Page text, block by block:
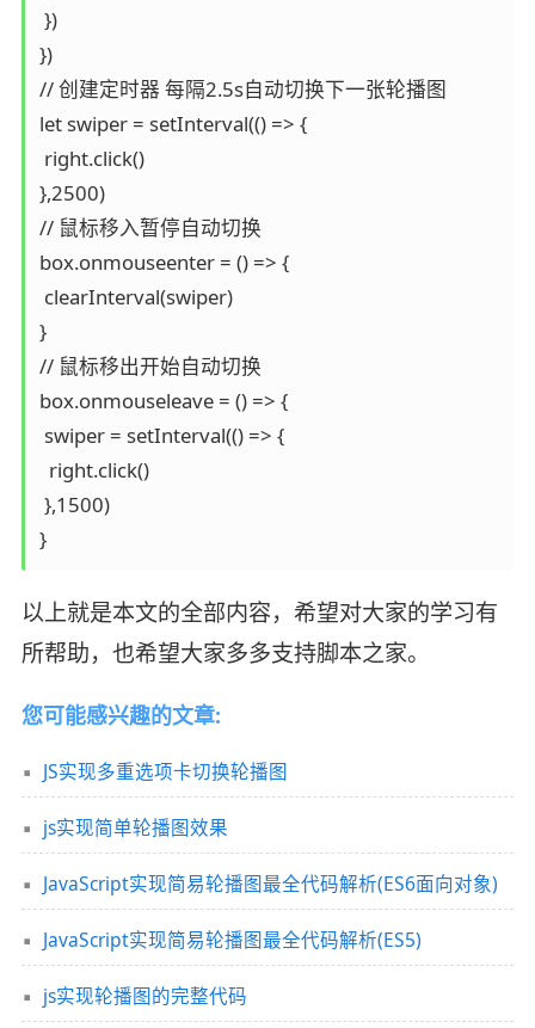
})
})
// 创建定时器 每隔2.5s自动切换下一张轮播图
let swiper = setInterval(() => {
right.click()
},2500)
// 鼠标移入暂停自动切换
box.onmouseenter = () => {
clearInterval(swiper)
}
// 鼠标移出开始自动切换
box.onmouseleave = () => {
swiper = setInterval(() => {
  right.click()
},1500)
}
以上就是本文的全部内容，希望对大家的学习有
所帮助，也希望大家多多支持脚本之家。
您可能感兴趣的文章:
JS实现多重选项卡切换轮播图
js实现简单轮播图效果
JavaScript实现简易轮播图最全代码解析(ES6面向对象)
JavaScript实现简易轮播图最全代码解析(ES5)
js实现轮播图的完整代码